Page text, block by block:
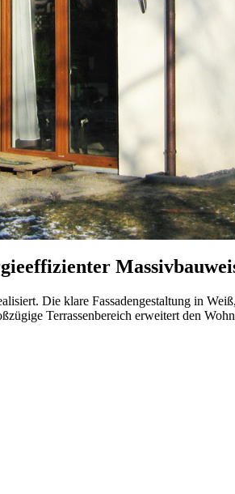
Die klare Fassadengestaltung in
Terrassenbereich erweitert den